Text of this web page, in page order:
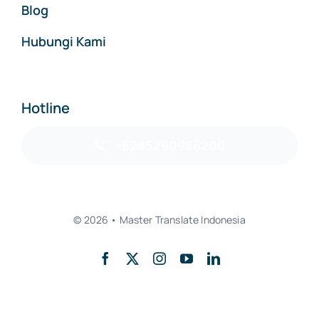
Blog
Hubungi Kami
Hotline
© 2026 • Master Translate Indonesia